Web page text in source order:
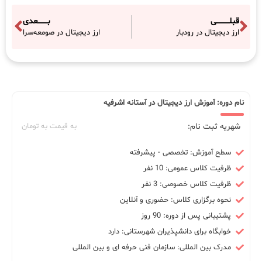
قبلـــــــــــی
ارز دیجیتال در رودبار
بــــــــعدی
ارز دیجیتال در صومعه‌سرا
نام دوره: آموزش ارز دیجیتال در آستانه اشرفیه
شهریه ثبت نام: به قیمت به تومان
سطح آموزش: تخصصی - پیشرفته
ظرفیت کلاس عمومی: 10 نفر
ظرفیت کلاس خصوصی: 3 نفر
نحوه برگزاری کلاس: حضوری و آنلاین
پشتیبانی پس از دوره: 90 روز
خوابگاه برای دانشپذیران شهرستانی: دارد
مدرک بین المللی: سازمان فنی حرفه ای و بین المللی